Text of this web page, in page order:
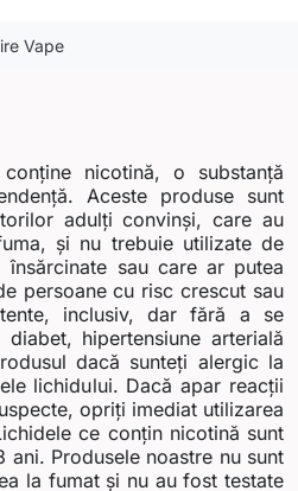
Vape
nicotină, o substanță
Aceste produse sunt
adulți convinși, care au
și nu trebuie utilizate de
sau care ar putea
persoane cu risc crescut sau
inclusiv, dar fără a se
hipertensiune arterială
dacă sunteți alergic la
lichidului. Dacă apar reacții
opriți imediat utilizarea
ce conțin nicotină sunt
ani. Produsele noastre nu sunt
la fumat și nu au fost testate